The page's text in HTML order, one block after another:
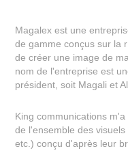
Magalex est une
de gamme conçus sur la
de créer une image de
nom de l'entreprise est
président, soit Magali et
King communications m'a
de l'ensemble des
etc.) conçu d'après leur